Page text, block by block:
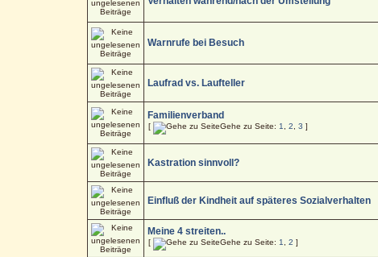
Warnrufe bei Besuch
Laufrad vs. Laufteller
Familienverband
[ Gehe zu Seite: 1 2 3 ]
Kastration sinnvoll?
Einfluß der Kindheit auf späteres Sozialverhalten
Meine 4 streiten..
[ Gehe zu Seite: 1 2 ]